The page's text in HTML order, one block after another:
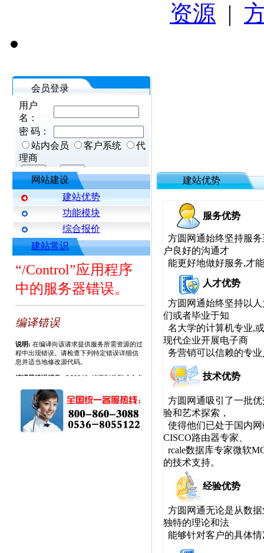
资源 |
会员登录
网站建设
建站优势
功能模块
综合报价
建站常识
建站优势
服务优势
方圆网通始终坚持服
户良好的沟通才
能更好地做好服务,才
人才优势
方圆网通始终坚持以
们或者毕业于知
名大学的计算机专业,
现代企业开展电子商
务营销可以信赖的专
技术优势
方圆网通吸引了一批
验和艺术探索，
使得他们已处于国内
CISCO路由器专家、
rcale数据库专家微软
的技术支持。
经验优势
方圆网通无论是从数
独特的理论和法
能够针对客户的具体